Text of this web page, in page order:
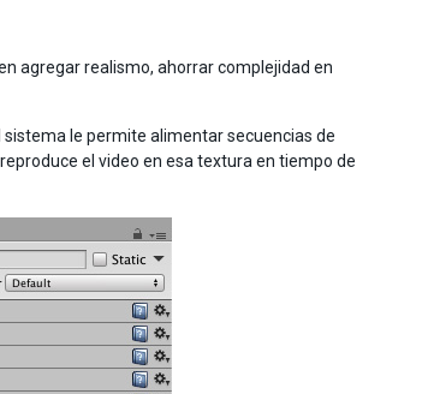
agregar realismo, ahorrar complejidad en
sistema le permite alimentar secuencias de
el video en esa textura en tiempo de